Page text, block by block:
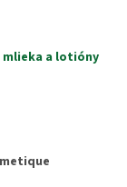
mlieka a lotióny